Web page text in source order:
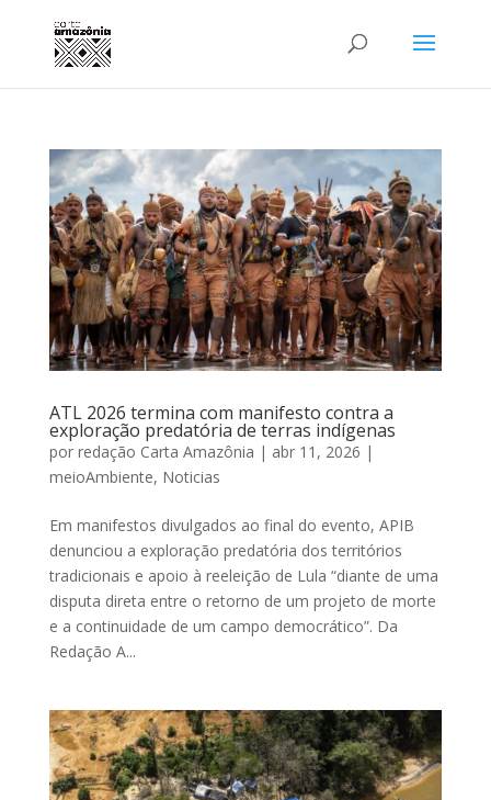
ATL 2026 termina com manifesto contra a
exploração predatória de terras indígenas
por redação Carta Amazônia | abr 11, 2026 |
meioAmbiente, Noticias
Em manifestos divulgados ao final do evento, APIB
denunciou a exploração predatória dos territórios
tradicionais e apoio à reeleição de Lula “diante de uma
disputa direta entre o retorno de um projeto de morte
e a continuidade de um campo democrático”. Da
Redação A...